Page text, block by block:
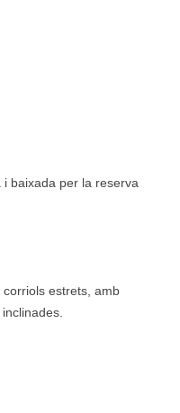
baixada per la reserva
estrets, amb